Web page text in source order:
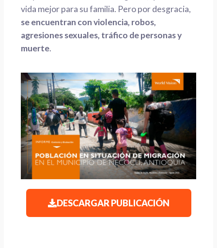
vida mejor para su familia. Pero por desgracia,
se encuentran con violencia, robos,
agresiones sexuales, tráfico de personas y
muerte.
DESCARGAR PUBLICACIÓN